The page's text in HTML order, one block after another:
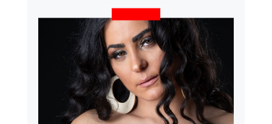
MÉS INFORMACIÓ